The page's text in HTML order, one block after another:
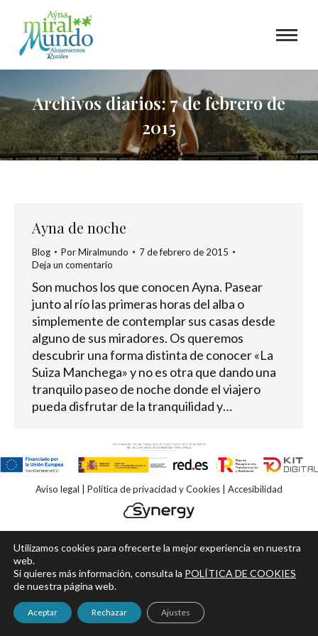
Archivos diarios:7 de febrero de
2015
Ayna de noche
Blog PorMiralmundo
7 de febrero de 2015
Deja un comentario
Son muchos los que conocen Ayna. Pasear
junto al río las primeras horas del alba o
simplemente de contemplar sus casas desde
alguno de sus miradores. Os queremos
descubrir una forma distinta de conocer «La
Suiza Manchega» y no es otra que dando una
tranquilo paseo de noche donde el viajero
pueda disfrutar de la tranquilidad y…
Aviso legal Política de privacidad y Cookies Accesibilidad
Utilizamos cookies para ofrecerte la mejor experiencia en nuestra
web.
Si quieres más información, consulta la POLÍTICA DE COOKIES
de nuestra página web.
Aceptar Rechazar Ajustes